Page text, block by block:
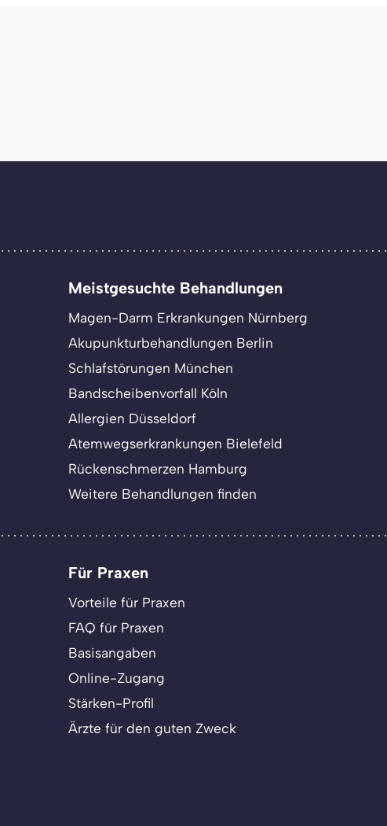
Meistgesuchte Behandlungen
Magen-Darm Erkrankungen Nürnberg
Akupunkturbehandlungen Berlin
Schlafstörungen München
Bandscheibenvorfall Köln
Allergien Düsseldorf
Atemwegserkrankungen Bielefeld
Rückenschmerzen Hamburg
Weitere Behandlungen finden
Für Praxen
Vorteile für Praxen
FAQ für Praxen
Basisangaben
Online-Zugang
Stärken-Profil
Ärzte für den guten Zweck